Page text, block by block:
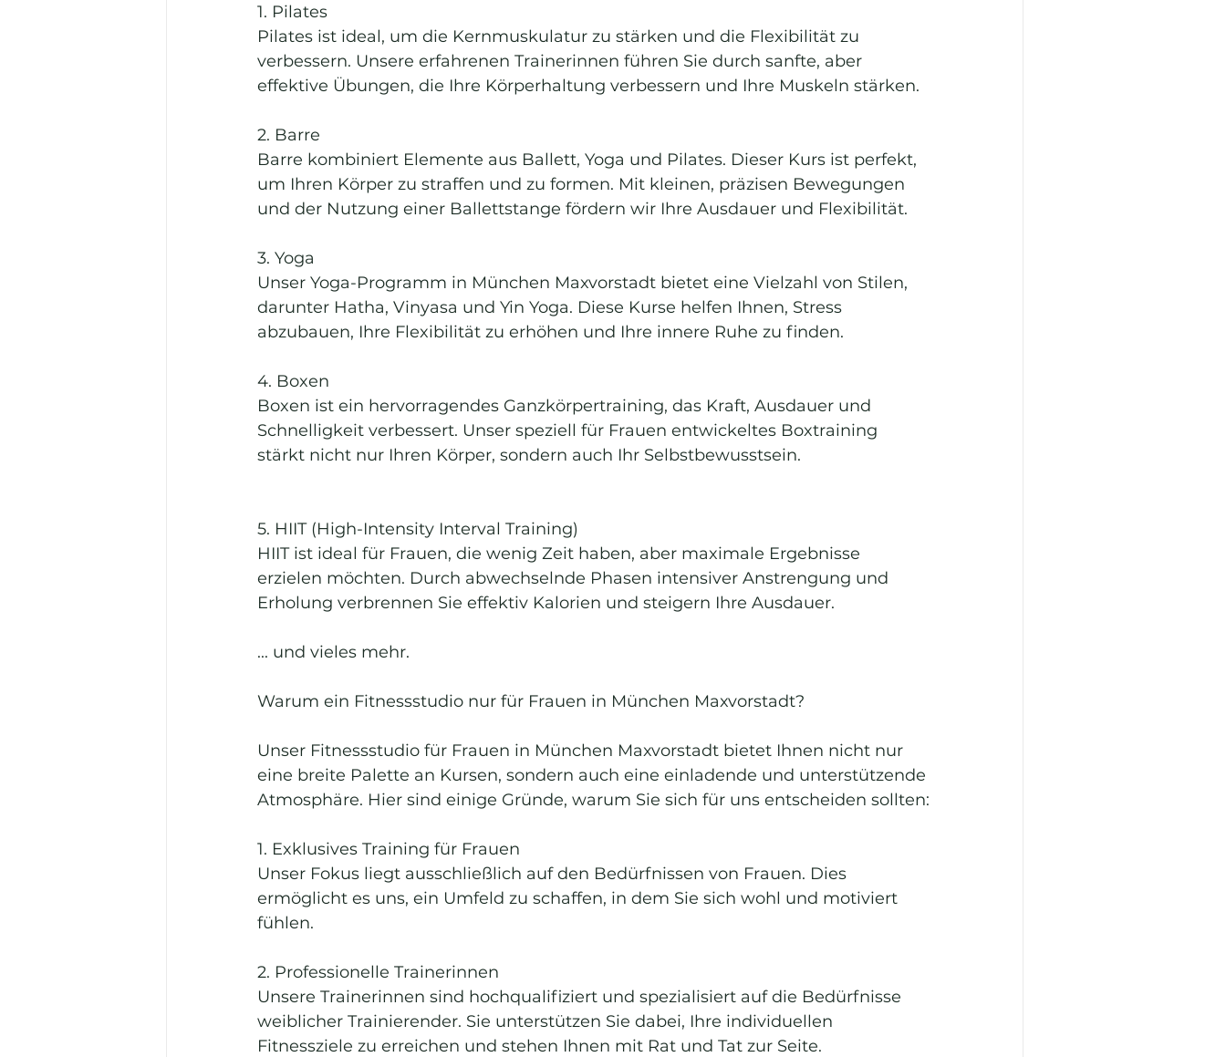
1. Pilates
Pilates ist ideal, um die Kernmuskulatur zu stärken und die Flexibilität zu
verbessern. Unsere erfahrenen Trainerinnen führen Sie durch sanfte, aber
effektive Übungen, die Ihre Körperhaltung verbessern und Ihre Muskeln stärken.
2. Barre
Barre kombiniert Elemente aus Ballett, Yoga und Pilates. Dieser Kurs ist perfekt,
um Ihren Körper zu straffen und zu formen. Mit kleinen, präzisen Bewegungen
und der Nutzung einer Ballettstange fördern wir Ihre Ausdauer und Flexibilität.
3. Yoga
Unser Yoga-Programm in München Maxvorstadt bietet eine Vielzahl von Stilen,
darunter Hatha, Vinyasa und Yin Yoga. Diese Kurse helfen Ihnen, Stress
abzubauen, Ihre Flexibilität zu erhöhen und Ihre innere Ruhe zu finden.
4. Boxen
Boxen ist ein hervorragendes Ganzkörpertraining, das Kraft, Ausdauer und
Schnelligkeit verbessert. Unser speziell für Frauen entwickeltes Boxtraining
stärkt nicht nur Ihren Körper, sondern auch Ihr Selbstbewusstsein.
5. HIIT (High-Intensity Interval Training)
HIIT ist ideal für Frauen, die wenig Zeit haben, aber maximale Ergebnisse
erzielen möchten. Durch abwechselnde Phasen intensiver Anstrengung und
Erholung verbrennen Sie effektiv Kalorien und steigern Ihre Ausdauer.
... und vieles mehr.
Warum ein Fitnessstudio nur für Frauen in München Maxvorstadt?
Unser Fitnessstudio für Frauen in München Maxvorstadt bietet Ihnen nicht nur
eine breite Palette an Kursen, sondern auch eine einladende und unterstützende
Atmosphäre. Hier sind einige Gründe, warum Sie sich für uns entscheiden sollten:
1. Exklusives Training für Frauen
Unser Fokus liegt ausschließlich auf den Bedürfnissen von Frauen. Dies
ermöglicht es uns, ein Umfeld zu schaffen, in dem Sie sich wohl und motiviert
fühlen.
2. Professionelle Trainerinnen
Unsere Trainerinnen sind hochqualifiziert und spezialisiert auf die Bedürfnisse
weiblicher Trainierender. Sie unterstützen Sie dabei, Ihre individuellen
Fitnessziele zu erreichen und stehen Ihnen mit Rat und Tat zur Seite.